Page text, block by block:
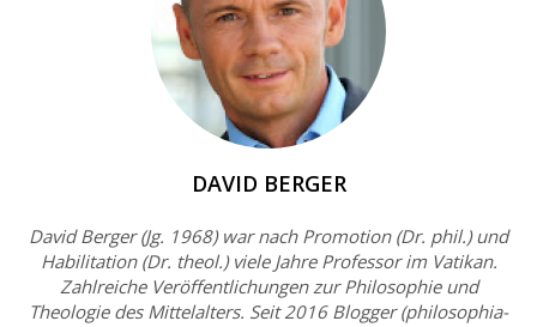
DAVID BERGER
David Berger (Jg. 1968) war nach Promotion (Dr. phil.) und
Habilitation (Dr. theol.) viele Jahre Professor im Vatikan.
Zahlreiche Veröffentlichungen zur Philosophie und
Theologie des Mittelalters. Seit 2016 Blogger (philosophia-